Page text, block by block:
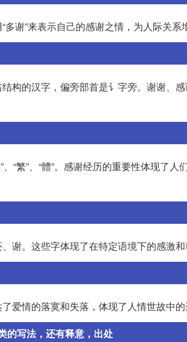
谢”来表示自己的感谢之情，为人际关系
构的汉字，偏旁部首是讠字旁。谢谢、
、“繁”、“體”。感谢经历的重要性体现了
谢。这些字体现了在特定语境下的感激
爱情的落寞和失落，体现了人情世故中的
的写法，还有释意，出处